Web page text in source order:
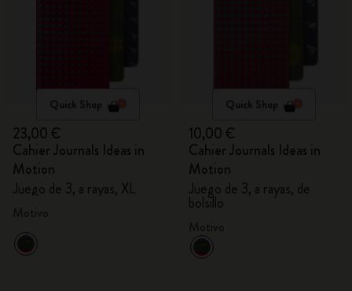
Quick Shop
23,00 €
Cahier Journals Ideas in
Motion
Juego de 3, a rayas, XL
Quick Shop
10,00 €
Cahier Journals Ideas in
Motion
Juego de 3, a rayas, de
bolsillo